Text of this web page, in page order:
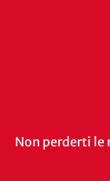
Non perderti